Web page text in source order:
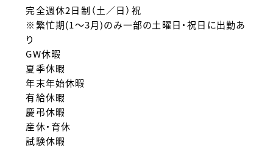
完全週休2日制（土／日）祝
※繁忙期(1～3月)のみ一部の土曜日・祝日に出勤あ
り
GW休暇
夏季休暇
年末年始休暇
有給休暇
慶弔休暇
産休・育休
試験休暇